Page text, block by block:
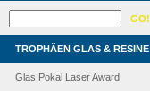
TROPHÄEN GLAS & RESINE
Glas Pokal Laser Award